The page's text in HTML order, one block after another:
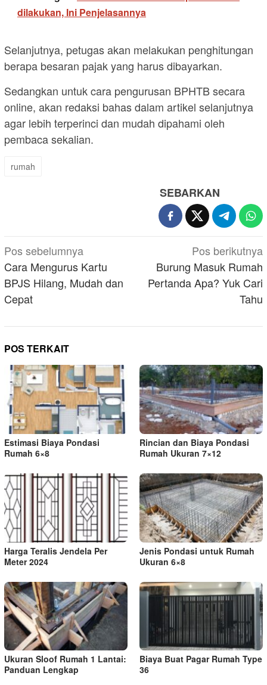
dilakukan, Ini Penjelasannya
Selanjutnya, petugas akan melakukan penghitungan
berapa besaran pajak yang harus dibayarkan.
Sedangkan untuk cara pengurusan BPHTB secara
online, akan redaksi bahas dalam artikel selanjutnya
agar lebih terperinci dan mudah dipahami oleh
pembaca sekalian.
rumah
SEBARKAN
Navigasi
pos
Pos sebelumnya
Cara Mengurus Kartu
BPJS Hilang, Mudah dan
Cepat
Pos berikutnya
Burung Masuk Rumah
Pertanda Apa? Yuk Cari
Tahu
POS TERKAIT
Estimasi Biaya Pondasi
Rumah 6×8
Rincian dan Biaya Pondasi
Rumah Ukuran 7×12
Harga Teralis Jendela Per
Meter 2024
Jenis Pondasi untuk Rumah
Ukuran 6×8
Ukuran Sloof Rumah 1 Lantai:
Panduan Lengkap
Biaya Buat Pagar Rumah Type
36